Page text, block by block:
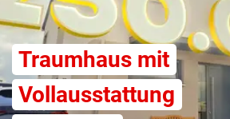
Traumhaus mit
Vollausstattung